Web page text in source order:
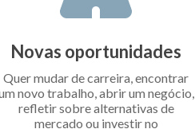
Novas oportunidades
Quer mudar de carreira, encontrar
novo trabalho, abrir um negócio,
refletir sobre alternativas de
mercado ou investir no